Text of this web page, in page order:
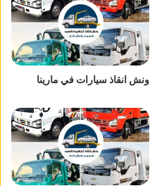
ونش انقاذ سيارات في مارينا